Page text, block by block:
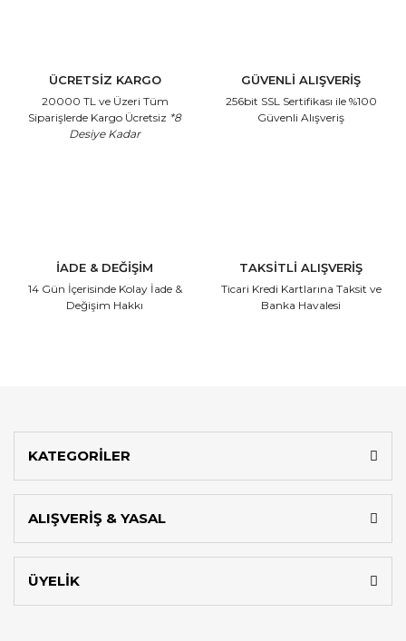
ÜCRETSİZ KARGO
20000 TL ve Üzeri Tüm
Siparişlerde Kargo Ücretsiz *8
Desiye Kadar
GÜVENLİ ALIŞVERİŞ
256bit SSL Sertifikası ile %100
Güvenli Alışveriş
İADE & DEĞİŞİM
14 Gün İçerisinde Kolay İade &
Değişim Hakkı
TAKSİTLİ ALIŞVERİŞ
Ticari Kredi Kartlarına Taksit ve
Banka Havalesi
KATEGORİLER
ALIŞVERİŞ & YASAL
ÜYELİK